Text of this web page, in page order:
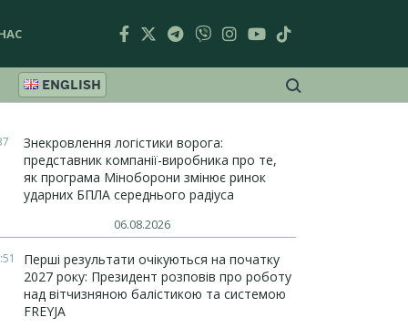
ENGLISH
Знекровлення логістики ворога:
представник компанії-виробника про те,
як програма Міноборони змінює ринок
ударних БПЛА середнього радіуса
06.08.2026
Перші результати очікуються на початку
2027 року: Президент розповів про роботу
над вітчизняною балістикою та системою
FREYJA